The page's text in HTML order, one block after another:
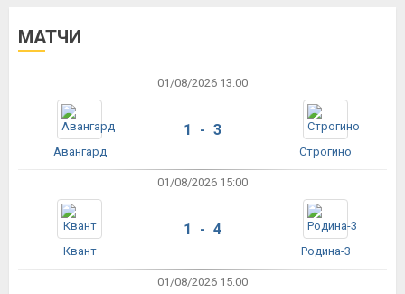
МАТЧИ
01/08/2026 13:00
Авангард
1 - 3
Строгино
01/08/2026 15:00
Квант
1 - 4
Родина-3
01/08/2026 15:00